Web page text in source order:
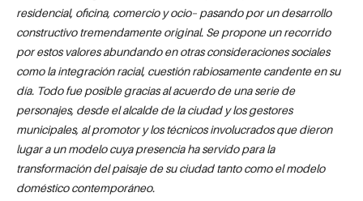
residencial, oficina, comercio y ocio– pasando por un desarrollo
constructivo tremendamente original. Se propone un recorrido
por estos valores abundando en otras consideraciones sociales
como la integración racial, cuestión rabiosamente candente en su
día. Todo fue posible gracias al acuerdo de una serie de
personajes, desde el alcalde de la ciudad y los gestores
municipales, al promotor y los técnicos involucrados que dieron
lugar a un modelo cuya presencia ha servido para la
transformación del paisaje de su ciudad tanto como el modelo
doméstico contemporáneo.